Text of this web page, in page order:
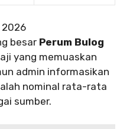
2026
besar Perum Bulog
yang memuaskan
admin informasikan
nominal rata-rata
sumber.